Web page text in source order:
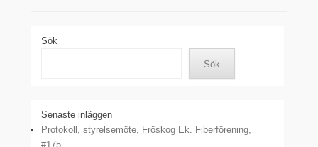
Sök
Sök
Senaste inläggen
Protokoll, styrelsemöte, Fröskog Ek. Fiberförening,
#175